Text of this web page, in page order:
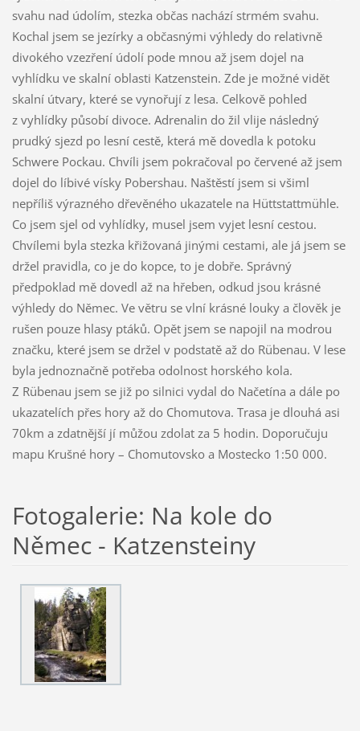
svahu nad údolím, stezka občas nachází strmém svahu.
Kochal jsem se jezírky a občasnými výhledy do relativně
divokého vzezření údolí pode mnou až jsem dojel na
vyhlídku ve skalní oblasti Katzenstein. Zde je možné vidět
skalní útvary, které se vynořují z lesa. Celkově pohled
z vyhlídky působí divoce. Adrenalin do žil vlije následný
prudký sjezd po lesní cestě, která mě dovedla k potoku
Schwere Pockau. Chvíli jsem pokračoval po červené až jsem
dojel do líbivé vísky Pobershau. Naštěstí jsem si všiml
nepříliš výrazného dřevěného ukazatele na Hüttstattmühle.
Co jsem sjel od vyhlídky, musel jsem vyjet lesní cestou.
Chvílemi byla stezka křižovaná jinými cestami, ale já jsem se
držel pravidla, co je do kopce, to je dobře. Správný
předpoklad mě dovedl až na hřeben, odkud jsou krásné
výhledy do Němec. Ve větru se vlní krásné louky a člověk je
rušen pouze hlasy ptáků. Opět jsem se napojil na modrou
značku, které jsem se držel v podstatě až do Rübenau. V lese
byla jednoznačně potřeba odolnost horského kola.
Z Rübenau jsem se již po silnici vydal do Načetína a dále po
ukazatelích přes hory až do Chomutova. Trasa je dlouhá asi
70km a zdatnější jí můžou zdolat za 5 hodin. Doporučuju
mapu Krušné hory – Chomutovsko a Mostecko 1:50 000.
Fotogalerie: Na kole do
Němec - Katzensteiny